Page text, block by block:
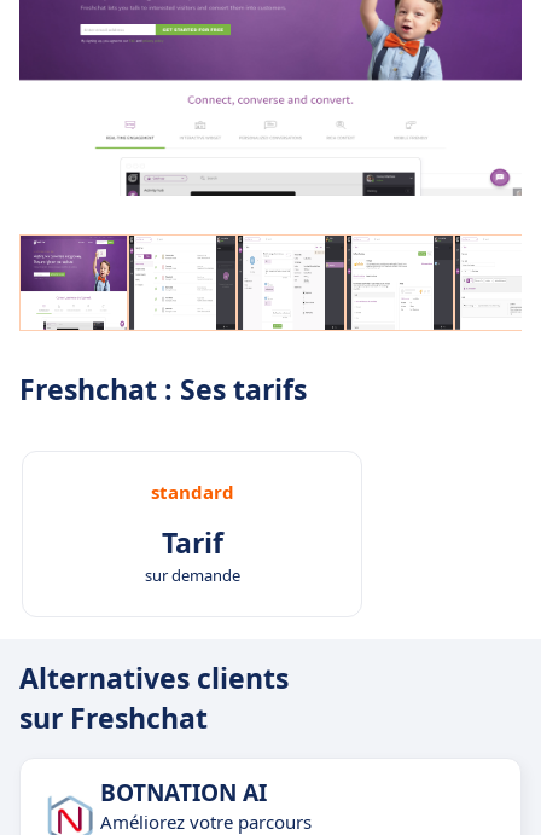
Freshchat : Ses tarifs
standard
Tarif
sur demande
Alternatives clients
sur Freshchat
BOTNATION AI
Améliorez votre parcours